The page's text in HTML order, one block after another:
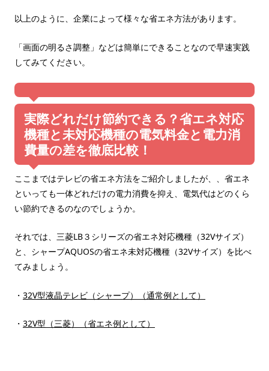
以上のように、企業によって様々な省エネ方法があります。
「画面の明るさ調整」などは簡単にできることなので早速実践
してみてください。
実際どれだけ節約できる？省エネ対応
機種と未対応機種の電気料金と電力消
費量の差を徹底比較！
ここまではテレビの省エネ方法をご紹介しましたが、、省エネ
といっても一体どれだけの電力消費を抑え、電気代はどのくら
い節約できるのなのでしょうか。
それでは、三菱LB３シリーズの省エネ対応機種（32Vサイズ）
と、シャープAQUOSの省エネ未対応機種（32Vサイズ）を比べ
てみましょう。
・ 32V型液晶テレビ（シャープ）（通常例として）
・ 32V型（三菱）（省エネ例として）